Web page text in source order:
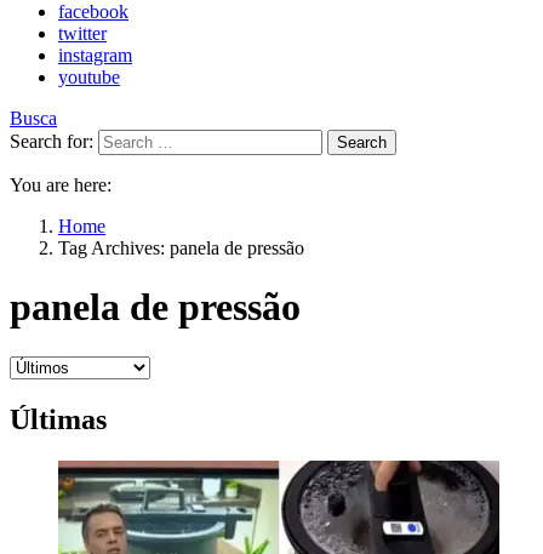
facebook
twitter
instagram
youtube
Busca
Search for:
Search
You are here:
Home
Tag Archives: panela de pressão
panela de pressão
Últimas